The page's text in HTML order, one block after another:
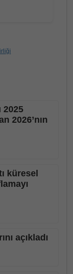
2025
2026’nın
küresel
açıkladı